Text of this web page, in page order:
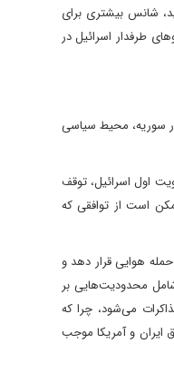
شانس بیشتری برای
طرفدار اسرائیل در
سقوط بشار اسد در سوریه، محیط سیاسی
اول اسرائیل، توقف
است از توافقی که
هوایی قرار دهد و
محدودیت‌هایی بر
می‌شود، چرا که
ایران و آمریکا موجب